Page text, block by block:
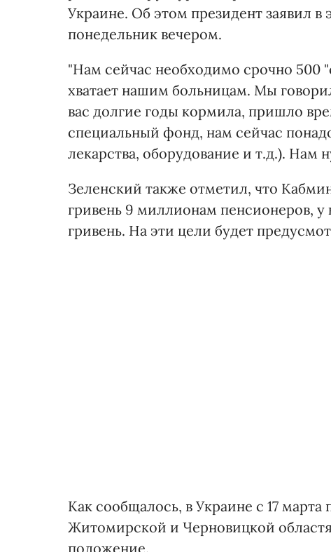
Украине. Об этом президент заявил
понедельник вечером.
"Нам сейчас необходимо срочно 500
хватает нашим больницам. Мы
вас долгие годы кормила, пришло
специальный фонд, нам сейчас
лекарства, оборудование и т.д.). Нам
Зеленский также отметил, что
гривень 9 миллионам пенсионеров, у
гривень. На эти цели будет
Как сообщалось, в Украине с 17 марта
Житомирской и Черновицкой
положение.